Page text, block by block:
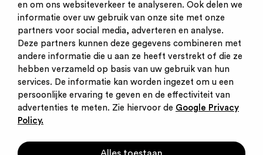
en om ons websiteverkeer te analyseren. Ook delen we
informatie over uw gebruik van onze site met onze
partners voor social media, adverteren en analyse.
Deze partners kunnen deze gegevens combineren met
andere informatie die u aan ze heeft verstrekt of die ze
hebben verzameld op basis van uw gebruik van hun
services. De informatie kan worden ingezet om u een
persoonlijke ervaring te geven en de effectiviteit van
advertenties te meten. Zie hiervoor de Google Privacy
Policy.
Inschrijven nieuwsbrief
Inloggen
Contact
Privacy statement
Startpunt voor jouw